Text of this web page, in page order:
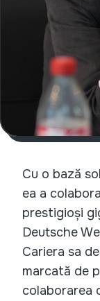
Cu o bază
ea a
prestigioși
Deutsche
Cariera sa
marcată de
colaborarea